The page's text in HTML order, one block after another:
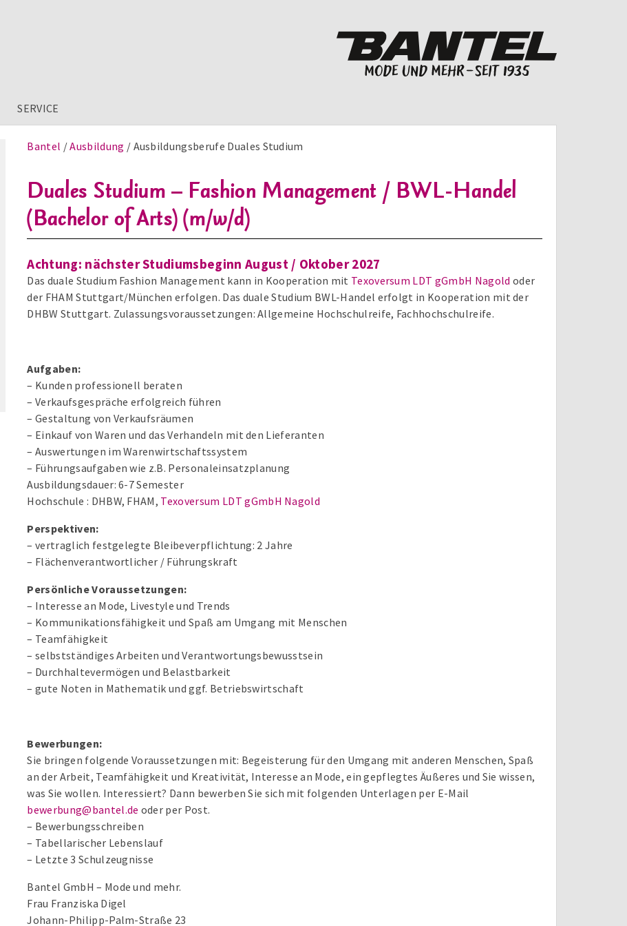
SERVICE
Bantel Ausbildung Ausbildungsberufe Duales Studium
Duales Studium – Fashion Management / BWL-Handel
(Bachelor of Arts) (m/w/d)
Achtung: nächster Studiumsbeginn August / Oktober 2027
Das duale Studium Fashion Management kann in Kooperation mit Texoversum LDT gGmbH Nagold oder
der FHAM Stuttgart/München erfolgen. Das duale Studium BWL-Handel erfolgt in Kooperation mit der
DHBW Stuttgart. Zulassungsvoraussetzungen: Allgemeine Hochschulreife, Fachhochschulreife.
Aufgaben:
– Kunden professionell beraten
– Verkaufsgespräche erfolgreich führen
– Gestaltung von Verkaufsräumen
– Einkauf von Waren und das Verhandeln mit den Lieferanten
– Auswertungen im Warenwirtschaftssystem
– Führungsaufgaben wie z.B. Personaleinsatzplanung
Ausbildungsdauer: 6-7 Semester
Hochschule : DHBW, FHAM, Texoversum LDT gGmbH Nagold
Perspektiven:
– vertraglich festgelegte Bleibeverpflichtung: 2 Jahre
– Flächenverantwortlicher / Führungskraft
Persönliche Voraussetzungen:
– Interesse an Mode, Livestyle und Trends
– Kommunikationsfähigkeit und Spaß am Umgang mit Menschen
– Teamfähigkeit
– selbstständiges Arbeiten und Verantwortungsbewusstsein
– Durchhaltevermögen und Belastbarkeit
– gute Noten in Mathematik und ggf. Betriebswirtschaft
Bewerbungen:
Sie bringen folgende Voraussetzungen mit: Begeisterung für den Umgang mit anderen Menschen, Spaß
an der Arbeit, Teamfähigkeit und Kreativität, Interesse an Mode, ein gepflegtes Äußeres und Sie wissen,
was Sie wollen. Interessiert? Dann bewerben Sie sich mit folgenden Unterlagen per E-Mail
bewerbung@bantel.de oder per Post.
– Bewerbungsschreiben
– Tabellarischer Lebenslauf
– Letzte 3 Schulzeugnisse
Bantel GmbH – Mode und mehr.
Frau Franziska Digel
Johann-Philipp-Palm-Straße 23